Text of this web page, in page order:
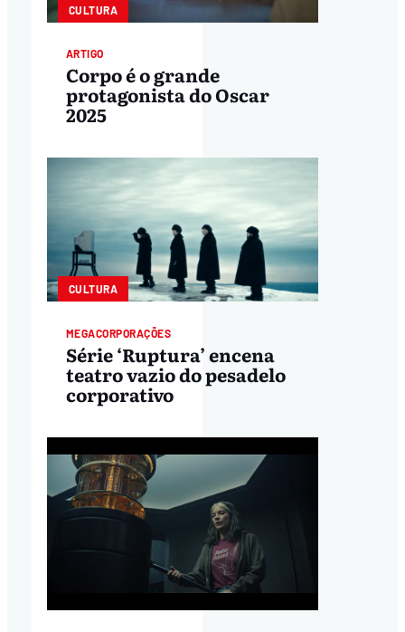
CULTURA
ARTIGO
Corpo é o grande
protagonista do Oscar
2025
CULTURA
MEGACORPORAÇÕES
Série ‘Ruptura’ encena
teatro vazio do pesadelo
corporativo